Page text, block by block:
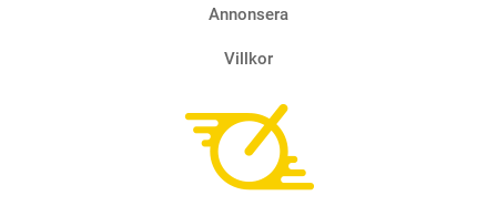
Annonsera
Villkor